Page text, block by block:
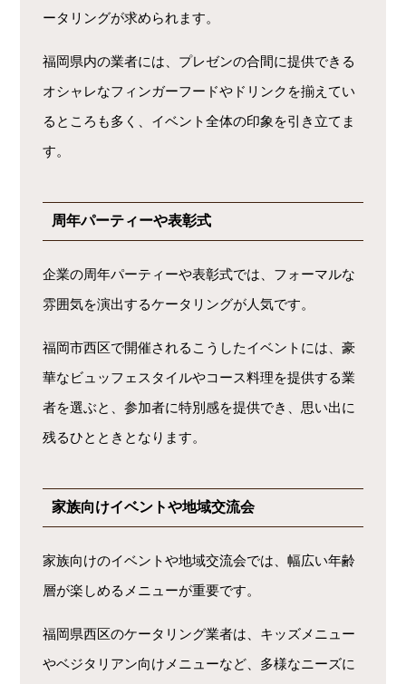
ータリングが求められます。
福岡県内の業者には、プレゼンの合間に提供できる
オシャレなフィンガーフードやドリンクを揃えてい
るところも多く、イベント全体の印象を引き立てま
す。
周年パーティーや表彰式
企業の周年パーティーや表彰式では、フォーマルな
雰囲気を演出するケータリングが人気です。
福岡市西区で開催されるこうしたイベントには、豪
華なビュッフェスタイルやコース料理を提供する業
者を選ぶと、参加者に特別感を提供でき、思い出に
残るひとときとなります。
家族向けイベントや地域交流会
家族向けのイベントや地域交流会では、幅広い年齢
層が楽しめるメニューが重要です。
福岡県西区のケータリング業者は、キッズメニュー
やベジタリアン向けメニューなど、多様なニーズに